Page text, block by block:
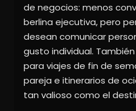
de negocios: menos
berlina ejecutiva, pero
desean comunicar
gusto individual.
para viajes de fin de
pareja e itinerarios de
tan valioso como el